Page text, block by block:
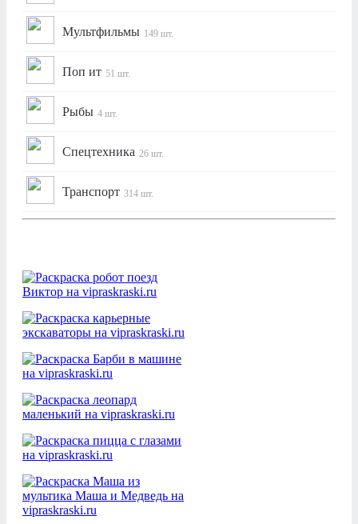
Мультфильмы 149 шт.
Поп ит 51 шт.
Рыбы 4 шт.
Спецтехника 26 шт.
Транспорт 314 шт.